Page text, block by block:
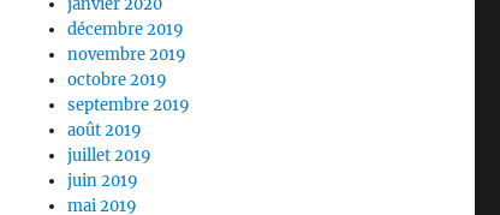
janvier 2020
décembre 2019
novembre 2019
octobre 2019
septembre 2019
août 2019
juillet 2019
juin 2019
mai 2019